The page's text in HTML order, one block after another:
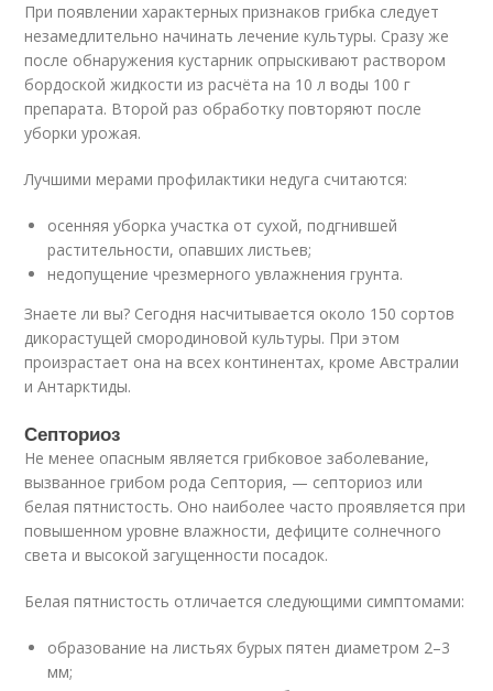
При появлении характерных признаков грибка следует
незамедлительно начинать лечение культуры. Сразу же
после обнаружения кустарник опрыскивают раствором
бордоской жидкости из расчёта на 10 л воды 100 г
препарата. Второй раз обработку повторяют после
уборки урожая.
Лучшими мерами профилактики недуга считаются:
осенняя уборка участка от сухой, подгнившей
растительности, опавших листьев;
недопущение чрезмерного увлажнения грунта.
Знаете ли вы? Сегодня насчитывается около 150 сортов
дикорастущей смородиновой культуры. При этом
произрастает она на всех континентах, кроме Австралии
и Антарктиды.
Септориоз
Не менее опасным является грибковое заболевание,
вызванное грибом рода Септория, — септориоз или
белая пятнистость. Оно наиболее часто проявляется при
повышенном уровне влажности, дефиците солнечного
света и высокой загущенности посадок.
Белая пятнистость отличается следующими симптомами:
образование на листьях бурых пятен диаметром 2–3
мм;